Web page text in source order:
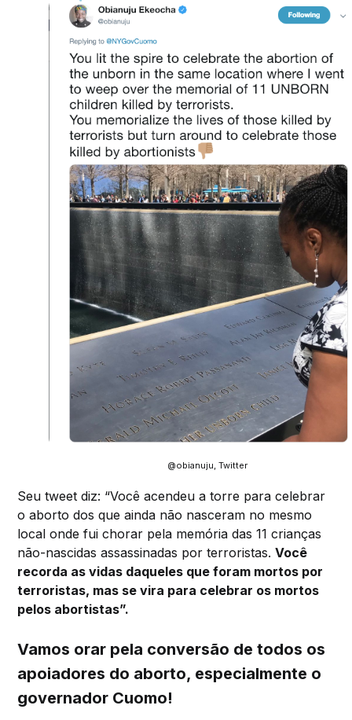
@obianuju, Twitter
Seu tweet diz: “Você acendeu a torre para celebrar
o aborto dos que ainda não nasceram no mesmo
local onde fui chorar pela memória das 11 crianças
não-nascidas assassinadas por terroristas.Você
recorda as vidas daqueles que foram mortos por
terroristas, mas se vira para celebrar os mortos
pelos abortistas”.
Vamos orar pela conversão de todos os
apoiadores do aborto, especialmente o
governador Cuomo!